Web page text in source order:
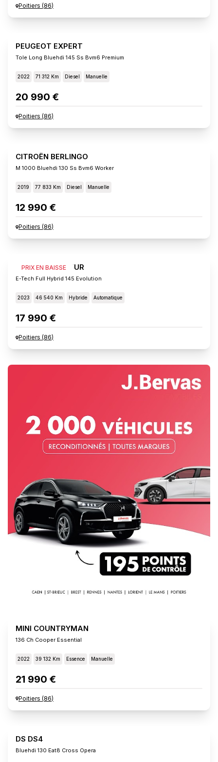
Poitiers (86)
PEUGEOT EXPERT
Tole Long Bluehdi 145 Ss Bvm6 Premium
2022 71 312 Km Diesel Manuelle
20 990 €
Poitiers (86)
CITROËN BERLINGO
M 1000 Bluehdi 130 Ss Bvm6 Worker
2019 77 833 Km Diesel Manuelle
12 990 €
Poitiers (86)
PRIX EN BAISSE
RENAULT CAPTUR
E-Tech Full Hybrid 145 Evolution
2023 46 540 Km Hybride Automatique
17 990 €
Poitiers (86)
MINI COUNTRYMAN
136 Ch Cooper Essential
2022 39 132 Km Essence Manuelle
21 990 €
Poitiers (86)
DS DS4
Bluehdi 130 Eat8 Cross Opera